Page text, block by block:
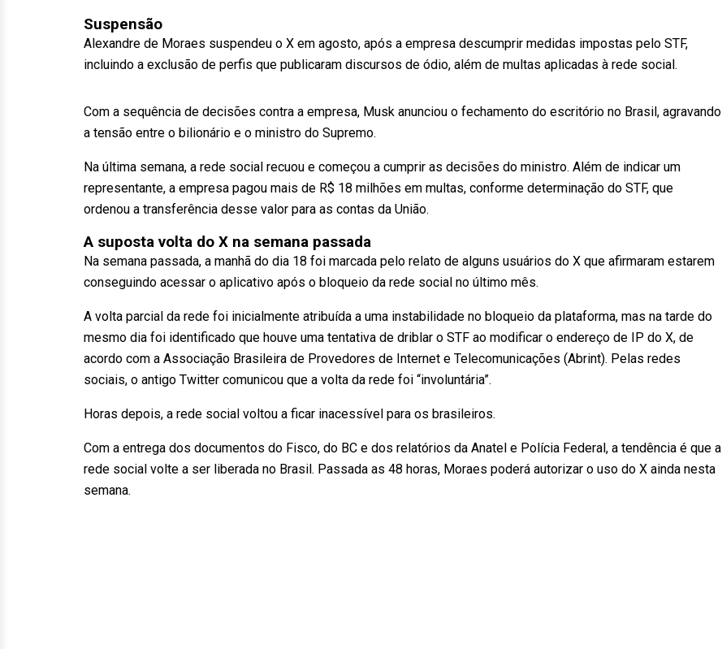
Suspensão
Alexandre de Moraes suspendeu o X em agosto, após a empresa descumprir medidas impostas pelo STF,
incluindo a exclusão de perfis que publicaram discursos de ódio, além de multas aplicadas à rede social.
Com a sequência de decisões contra a empresa, Musk anunciou o fechamento do escritório no Brasil, agravando
a tensão entre o bilionário e o ministro do Supremo.
Na última semana, a rede social recuou e começou a cumprir as decisões do ministro. Além de indicar um
representante, a empresa pagou mais de R$ 18 milhões em multas, conforme determinação do STF, que
ordenou a transferência desse valor para as contas da União.
A suposta volta do X na semana passada
Na semana passada, a manhã do dia 18 foi marcada pelo relato de alguns usuários do X que afirmaram estarem
conseguindo acessar o aplicativo após o bloqueio da rede social no último mês.
A volta parcial da rede foi inicialmente atribuída a uma instabilidade no bloqueio da plataforma, mas na tarde do
mesmo dia foi identificado que houve uma tentativa de driblar o STF ao modificar o endereço de IP do X, de
acordo com a Associação Brasileira de Provedores de Internet e Telecomunicações (Abrint). Pelas redes
sociais, o antigo Twitter comunicou que a volta da rede foi “involuntária”.
Horas depois, a rede social voltou a ficar inacessível para os brasileiros.
Com a entrega dos documentos do Fisco, do BC e dos relatórios da Anatel e Polícia Federal, a tendência é que a
rede social volte a ser liberada no Brasil. Passada as 48 horas, Moraes poderá autorizar o uso do X ainda nesta
semana.